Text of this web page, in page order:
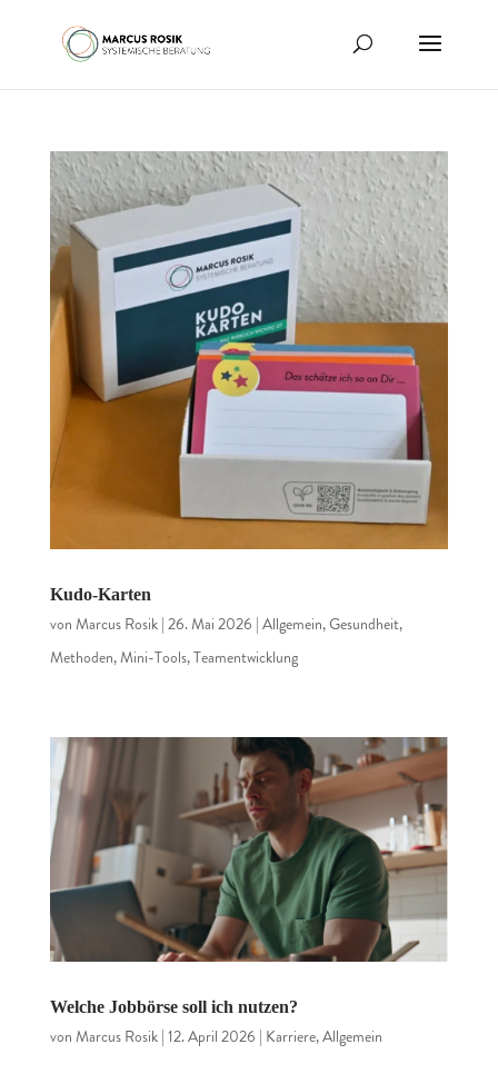
Kudo-Karten
von Marcus Rosik| 26. Mai 2026 | Allgemein,Gesundheit,
Methoden,Mini-Tools,Teamentwicklung
Welche Jobbörse soll ich nutzen?
von Marcus Rosik| 12. April 2026 | Karriere,Allgemein